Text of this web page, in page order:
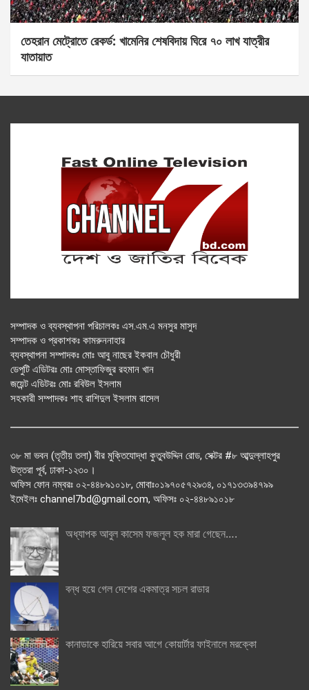
তেহরান মেট্রোতে রেকর্ড: খামেনির শেষবিদায় ঘিরে ৭০ লাখ যাত্রীর
যাতায়াত
সম্পাদক ও ব্যবস্থাপনা পরিচালকঃ এস.এম.এ মনসুর মাসুদ
সম্পাদক ও প্রকাশকঃ কামরুননাহার
ব্যবস্থাপনা সম্পাদকঃ মোঃ আবু নাছের ইকবাল চৌধুরী
ডেপুটি এডিটরঃ মোঃ মোস্তাফিজুর রহমান খান
জয়েন্ট এডিটরঃ মোঃ রবিউল ইসলাম
সহকারী সম্পাদকঃ শাহ রাশিদুল ইসলাম রাসেল
৩৮ মা ভবন (তৃতীয় তলা) বীর মুক্তিযোদ্ধা কুতুবউদ্দিন রোড, সেক্টর #৮ আব্দুল্লাহপুর
উত্তরা পূর্ব, ঢাকা-১২৩০।
অফিস ফোন নম্বরঃ ০২-৪৪৮৯১০১৮, মোবাঃ০১৯৭০৫৭২৯৩৪, ০১৭১৩৩৯৪৭৯৯
ইমেইলঃ channel7bd@gmail.com, অফিসঃ ০২-৪৪৮৯১০১৮
অধ্যাপক আবুল কাসেম ফজলুল হক মারা গেছেন….
বন্ধ হয়ে গেল দেশের একমাত্র সচল রাডার
কানাডাকে হারিয়ে সবার আগে কোয়ার্টার ফাইনালে মরক্কো